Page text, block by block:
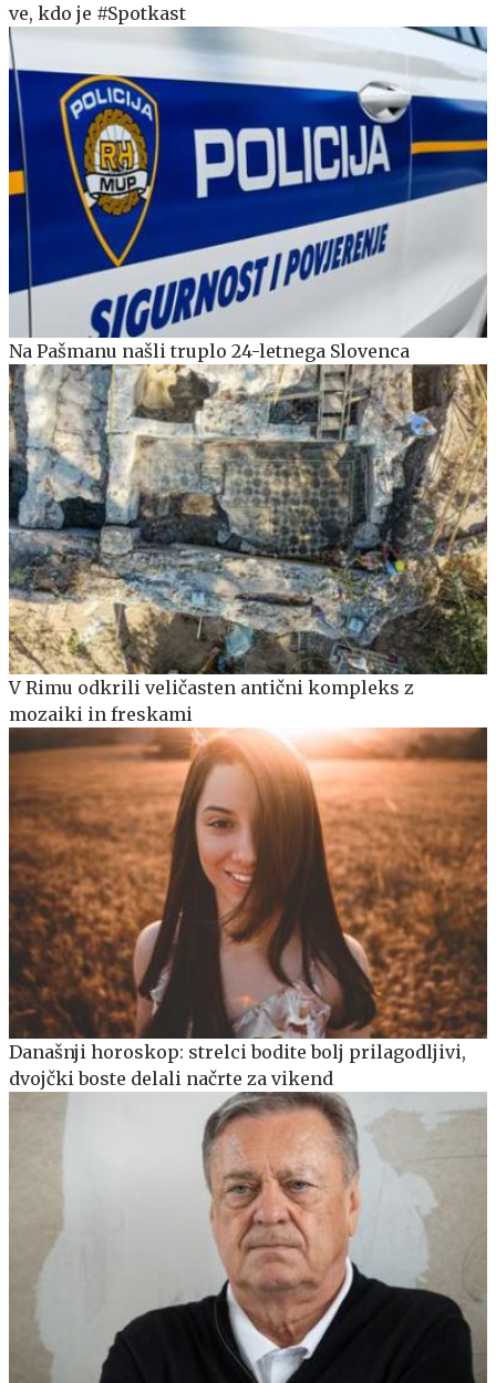
ve, kdo je #Spotkast
Na Pašmanu našli truplo 24-letnega Slovenca
V Rimu odkrili veličasten antični kompleks z
mozaiki in freskami
Današnji horoskop: strelci bodite bolj prilagodljivi,
dvojčki boste delali načrte za vikend